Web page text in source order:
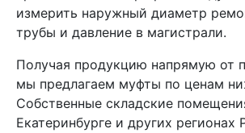
измерить наружный диаметр
трубы и давление в магистрали.
Получая продукцию напрямую от
мы предлагаем муфты по ценам
Собственные складские
Екатеринбурге и других регионах